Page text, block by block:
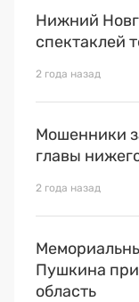
Нижний
спектаклей
2 года назад
Мошенники
главы
2 года назад
Пушкина
область